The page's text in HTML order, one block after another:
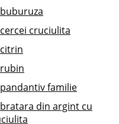
buburuza
cercei cruciulita
citrin
rubin
pandantiv familie
bratara din argint cu